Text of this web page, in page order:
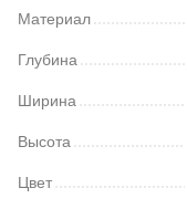
Материал
Глубина
Ширина
Высота
Цвет